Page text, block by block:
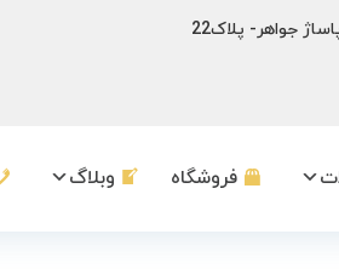
جواهر- پلاک22
فروشگاه وبلاگ